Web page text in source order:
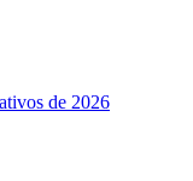
de 2026